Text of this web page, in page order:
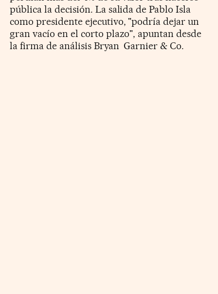
pública la decisión. La salida de Pablo Isla
como presidente ejecutivo, "podría dejar un
gran vacío en el corto plazo", apuntan desde
la firma de análisis Bryan Garnier & Co.